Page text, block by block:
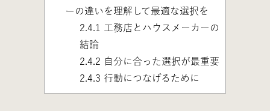
ーの違いを理解して最適な選択を
2.4.1
工務店とハウスメーカーの
結論
2.4.2 自分に合った選択が最重要
2.4.3 行動につなげるために